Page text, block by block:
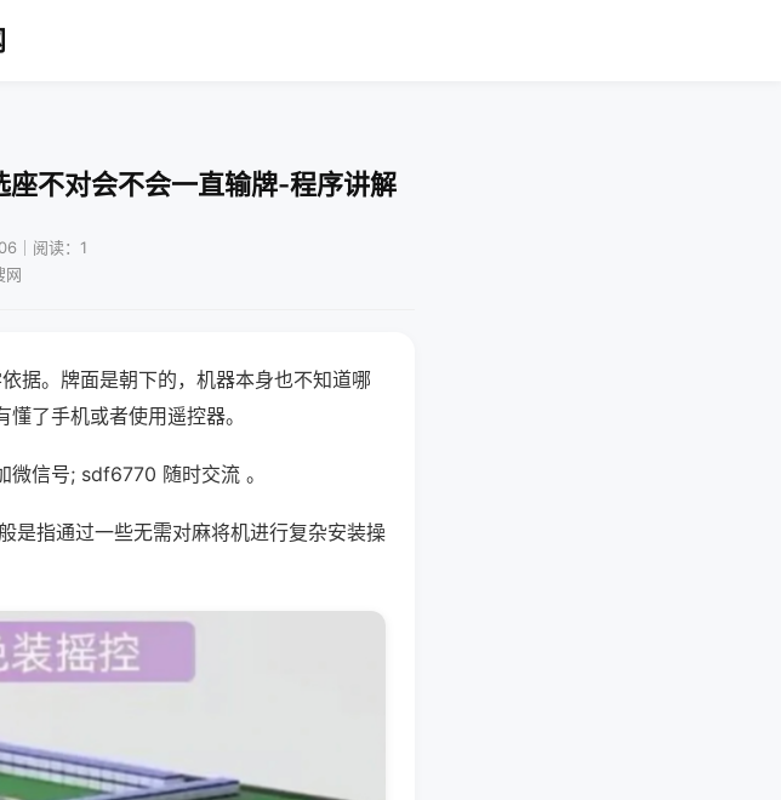
座不对会不会一直输牌-程序讲解
｜阅读：1
网
据。牌面是朝下的，机器本身也不知道哪
了手机或者使用遥控器。
信号; sdf6770 随时交流 。
是指通过一些无需对麻将机进行复杂安装操